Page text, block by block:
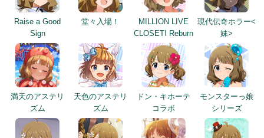
Raise a Good
Sign
堂々入場！
MILLION LIVE
CLOSET! Reburn
現代伝奇ホラー<
妹>
満天のアステリ
ズム
天色のアステリ
ズム
ドン・キホーテ
コラボ
モンスターっ娘
シリーズ